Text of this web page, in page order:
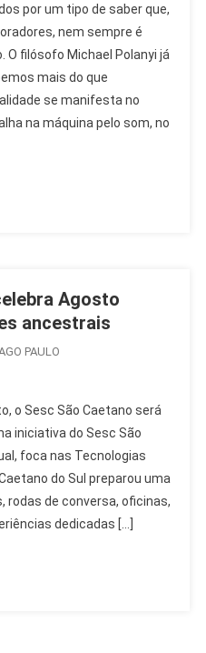
por um tipo de saber que,
nem sempre é
O filósofo Michael Polanyi já
mais do que
se manifesta no
na máquina pelo som, no
Agosto
ancestrais
PAULO
o Sesc São Caetano será
iniciativa do Sesc São
foca nas Tecnologias
do Sul preparou uma
rodas de conversa, oficinas,
dedicadas […]